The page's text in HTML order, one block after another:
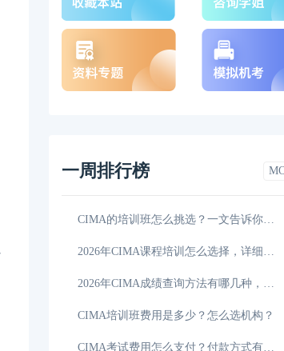
一周排行榜
CIMA培训班费用是多少？怎么选机构？